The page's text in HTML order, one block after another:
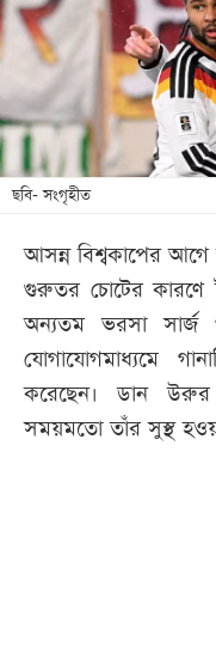
খেলা
বিনোদন
লাইফ
স্টাইল
শিক্ষা
বিভাগ
ছবি- সংগৃহীত
আসন্ন বিশ্বকাপের আগে
গুরুতর চোটের কারণে
অন্যতম ভরসা সার্জ
যোগাযোগমাধ্যমে
করেছেন। ডান উরুর
সময়মতো তাঁর সুস্থ